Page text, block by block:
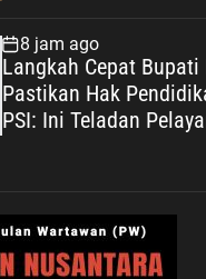
Operasional
8 jam ago
Langkah Cepat Bupati
Pastikan Hak
PSI: Ini Teladan